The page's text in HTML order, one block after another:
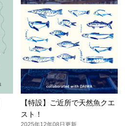
【特設】ご近所で天然魚クエ
スト！
2025年12年08日更新